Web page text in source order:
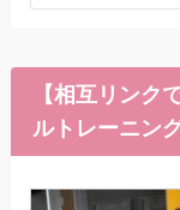
【相互リンク
ルトレーニン